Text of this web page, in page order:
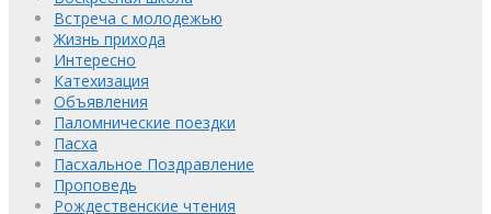
Встреча с молодежью
Жизнь прихода
Интересно
Катехизация
Объявления
Паломнические поездки
Пасха
Пасхальное Поздравление
Проповедь
Рождественские чтения